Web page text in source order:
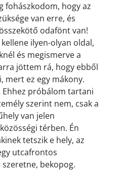
fohászkodom, hogy az
van erre, és
odafönt van!
ilyen-olyan oldal,
és megismerve a
jöttem rá, hogy ebből
mert ez egy mákony.
Ehhez próbálom tartani
szerint nem, csak a
van jelen
térben. Én
tetszik e hely, az
utcafrontos
bekopog.